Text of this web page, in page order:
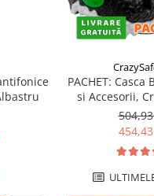
PACHET: Casca
si Accesorii,